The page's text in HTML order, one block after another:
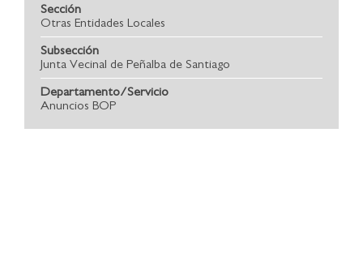
Sección
Otras Entidades Locales
Subsección
Junta Vecinal de Peñalba de Santiago
Departamento/Servicio
Anuncios BOP